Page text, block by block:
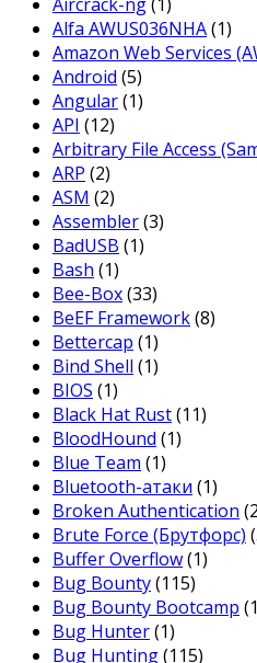
Aircrack-ng(1)
Alfa AWUS036NHA(1)
Amazon Web Services
Android (5)
Angular(1)
API (12)
Arbitrary File Access
ARP (2)
ASM (2)
Assembler(3)
BadUSB (1)
Bash (1)
Bee-Box(33)
BeEF Framework(8)
Bettercap (1)
Bind Shell (1)
BIOS (1)
Black Hat Rust(11)
BloodHound (1)
Blue Team (1)
Bluetooth-атаки (1)
Broken Authentication
Brute Force (Брутфорс)
Buffer Overflow(1)
Bug Bounty(115)
Bug Bounty Bootcamp
Bug Hunter(1)
Bug Hunting(115)